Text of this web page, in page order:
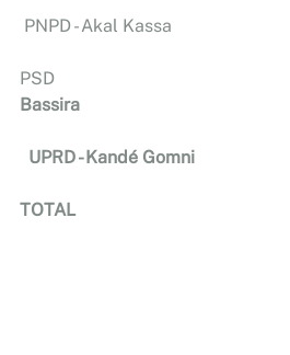
PNPD - Akal Kassa
PSD
Bassira
UPRD - Kandé Gomni
TOTAL